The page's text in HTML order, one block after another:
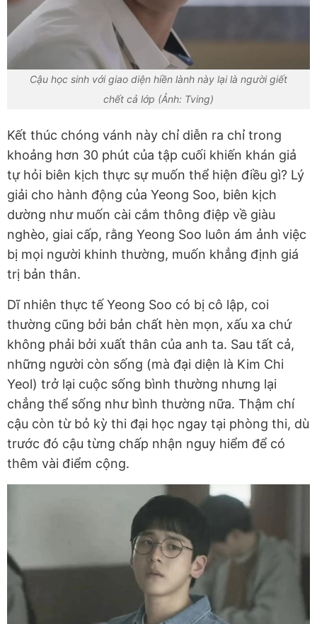
Cậu học sinh với giao diện hiền lành này lại là người giết
chết cả lớp (Ảnh: Tving)
Kết thúc chóng vánh này chỉ diễn ra chỉ trong
khoảng hơn 30 phút của tập cuối khiến khán giả
tự hỏi biên kịch thực sự muốn thể hiện điều gì? Lý
giải cho hành động của Yeong Soo, biên kịch
dường như muốn cài cắm thông điệp về giàu
nghèo, giai cấp, rằng Yeong Soo luôn ám ảnh việc
bị mọi người khinh thường, muốn khẳng định giá
trị bản thân.
Dĩ nhiên thực tế Yeong Soo có bị cô lập, coi
thường cũng bởi bản chất hèn mọn, xấu xa chứ
không phải bởi xuất thân của anh ta. Sau tất cả,
những người còn sống (mà đại diện là Kim Chi
Yeol) trở lại cuộc sống bình thường nhưng lại
chẳng thể sống như bình thường nữa. Thậm chí
cậu còn từ bỏ kỳ thi đại học ngay tại phòng thi, dù
trước đó cậu từng chấp nhận nguy hiểm để có
thêm vài điểm cộng.